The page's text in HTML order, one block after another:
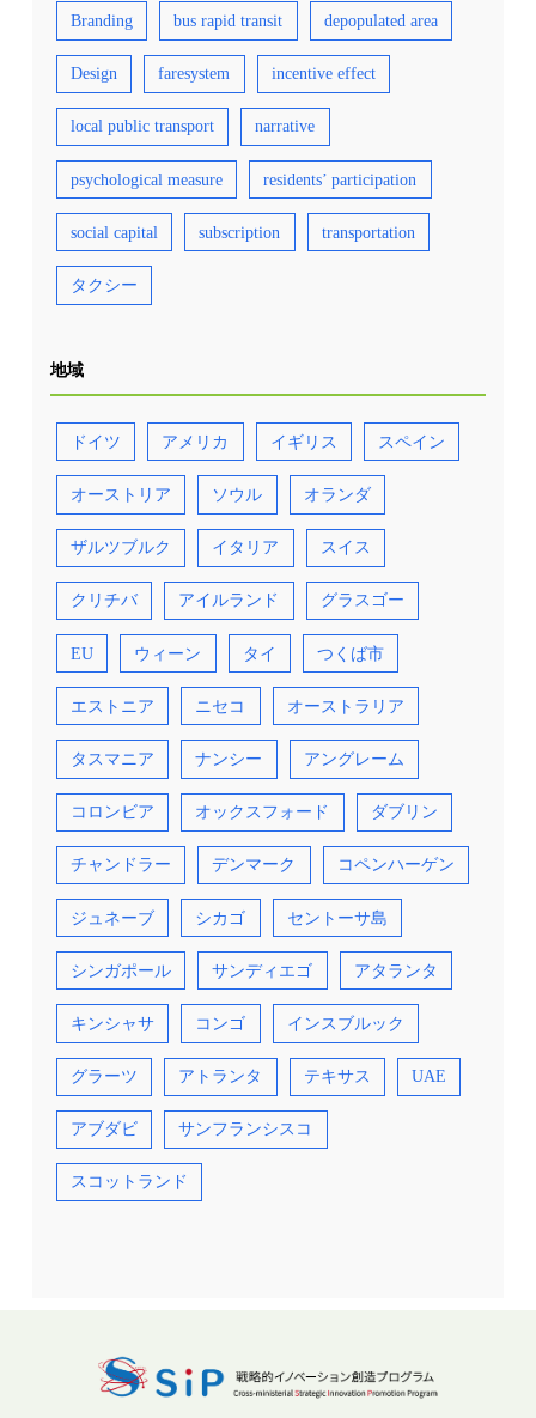
Branding bus rapid transit depopulated area
Design faresystem incentive effect
local public transport narrative
psychological measure residents’ participation
social capital subscription transportation
タクシー
地域
ドイツ アメリカ イギリス スペイン
オーストリア ソウル オランダ
ザルツブルク イタリア スイス
クリチバ アイルランド グラスゴー
EU ウィーン タイ つくば市
エストニア ニセコ オーストラリア
タスマニア ナンシー アングレーム
コロンビア オックスフォード ダブリン
チャンドラー デンマーク コペンハーゲン
ジュネーブ シカゴ セントーサ島
シンガポール サンディエゴ アタランタ
キンシャサ コンゴ インスブルック
グラーツ アトランタ テキサス UAE
アブダビ サンフランシスコ
スコットランド